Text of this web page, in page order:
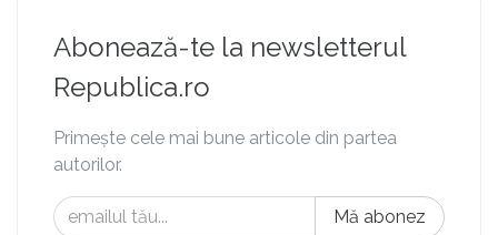
Abonează-te la newsletterul
Republica.ro
Primește cele mai bune articole din partea
autorilor.
Mă abonez